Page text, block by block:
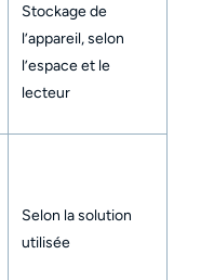
Stockage de
l’appareil, selon
l’espace et le
lecteur
Selon la solution
utilisée